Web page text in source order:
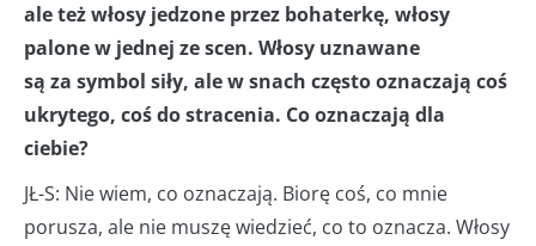
ale też włosy jedzone przez bohaterkę, włosy
palone w jednej ze scen. Włosy uznawane
są za symbol siły, ale w snach często oznaczają coś
ukrytego, coś do stracenia. Co oznaczają dla
ciebie?
JŁ-S: Nie wiem, co oznaczają. Biorę coś, co mnie
porusza, ale nie muszę wiedzieć, co to oznacza. Włosy